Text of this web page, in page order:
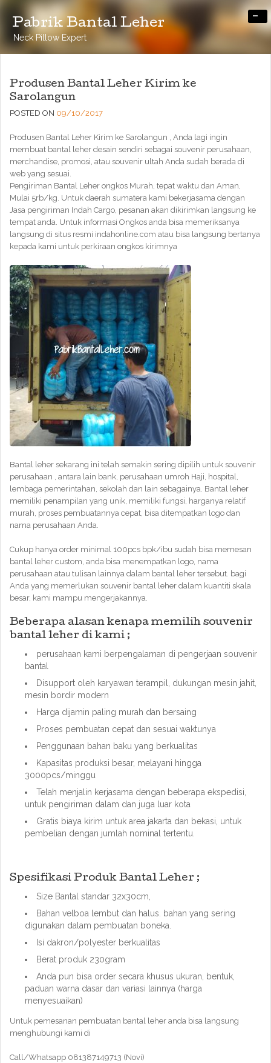
Pabrik Bantal Leher
Neck Pillow Expert
-
Produsen Bantal Leher Kirim ke
Sarolangun
POSTED ON 09/10/2017
Produsen Bantal Leher Kirim ke Sarolangun , Anda lagi ingin
membuat bantal leher desain sendiri sebagai souvenir perusahaan,
merchandise, promosi, atau souvenir ultah Anda sudah berada di
web yang sesuai.
Pengiriman Bantal Leher ongkos Murah, tepat waktu dan Aman,
Mulai 5rb/kg. Untuk daerah sumatera kami bekerjasama dengan
Jasa pengiriman Indah Cargo, pesanan akan dikirimkan langsung ke
tempat anda. Untuk informasi Ongkos anda bisa memeriksanya
langsung di situs resmi indahonline.com atau bisa langsung bertanya
kepada kami untuk perkiraan ongkos kirimnya
Bantal leher sekarang ini telah semakin sering dipilih untuk souvenir
perusahaan , antara lain bank, perusahaan umroh Haji, hospital,
lembaga pemerintahan, sekolah dan lain sebagainya. Bantal leher
memiliki penampilan yang unik, memiliki fungsi, harganya relatif
murah, proses pembuatannya cepat, bisa ditempatkan logo dan
nama perusahaan Anda.
Cukup hanya order minimal 100pcs bpk/ibu sudah bisa memesan
bantal leher custom, anda bisa menempatkan logo, nama
perusahaan atau tulisan lainnya dalam bantal leher tersebut. bagi
Anda yang memerlukan souvenir bantal leher dalam kuantiti skala
besar, kami mampu mengerjakannya.
Beberapa alasan kenapa memilih souvenir
bantal leher di kami ;
perusahaan kami berpengalaman di pengerjaan souvenir
bantal
Disupport oleh karyawan terampil, dukungan mesin jahit,
mesin bordir modern
Harga dijamin paling murah dan bersaing
Proses pembuatan cepat dan sesuai waktunya
Penggunaan bahan baku yang berkualitas
Kapasitas produksi besar, melayani hingga
3000pcs/minggu
Telah menjalin kerjasama dengan beberapa ekspedisi,
untuk pengiriman dalam dan juga luar kota
Gratis biaya kirim untuk area jakarta dan bekasi, untuk
pembelian dengan jumlah nominal tertentu.
Spesifikasi Produk Bantal Leher ;
Size Bantal standar 32x30cm,
Bahan velboa lembut dan halus. bahan yang sering
digunakan dalam pembuatan boneka.
Isi dakron/polyester berkualitas
Berat produk 230gram
Anda pun bisa order secara khusus ukuran, bentuk,
paduan warna dasar dan variasi lainnya (harga
menyesuaikan)
Untuk pemesanan pembuatan bantal leher anda bisa langsung
menghubungi kami di
Call/Whatsapp 081387149713 (Novi)